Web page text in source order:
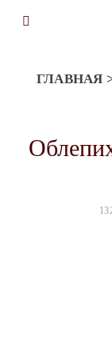
ГЛАВНАЯ